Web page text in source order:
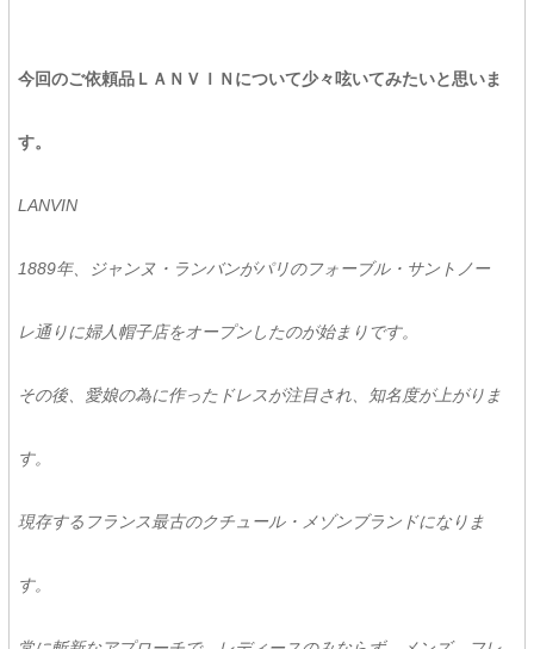
今回のご依頼品ＬＡＮＶＩＮについて少々呟いてみたいと思いま
す。
LANVIN
1889年、ジャンヌ・ランバンがパリのフォーブル・サントノー
レ通りに婦人帽子店をオープンしたのが始まりです。
その後、愛娘の為に作ったドレスが注目され、知名度が上がりま
す。
現存するフランス最古のクチュール・メゾンブランドになりま
す。